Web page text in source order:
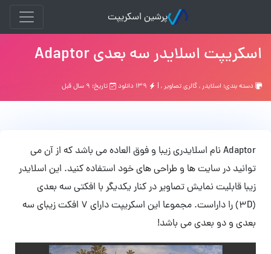
پرشین اسکریپت
اسکریپت اسلایدر سه بعدی Adaptor
دسته بندی: اسلایدر,گالری تصاویر, | تاریخ: ۹ سال قبل
Adaptor نام اسلایدری زیبا و فوق العاده می باشد که از آن می
توانید در سایت ها و طراحی های خود استفاده کنید. این اسلایدر
زیبا قابلیت نمایش تصاویر در کنار یکدیگر با افکتی سه بعدی
(3D) را داراست. مجموعا این اسکریپت دارای 7 افکت زیبای سه
بعدی و دو بعدی می باشد!